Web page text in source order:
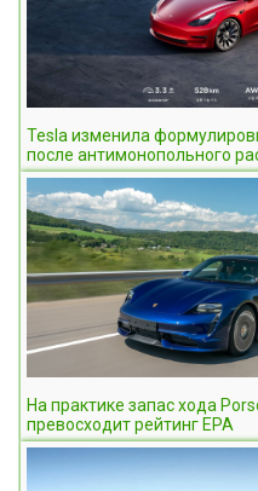
Tesla изменила
после антимонопольного
На практике запас хода
превосходит рейтинг ЕРА